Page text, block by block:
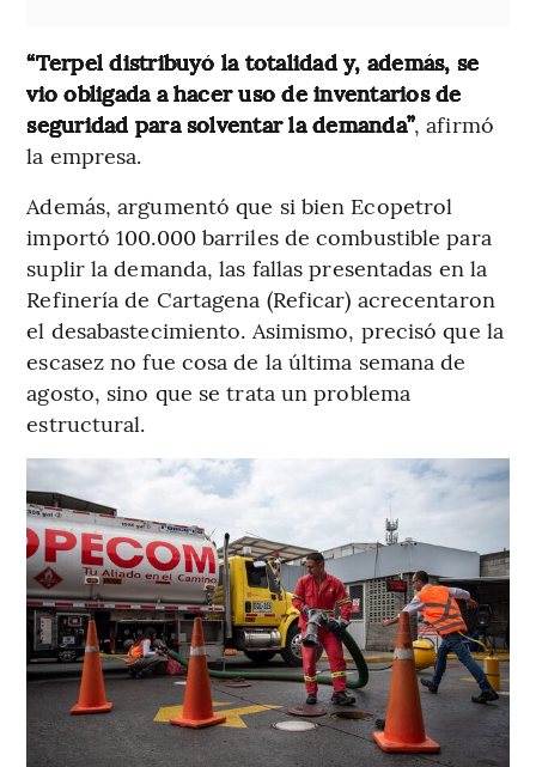
“Terpel distribuyó la totalidad y, además, se
vio obligada a hacer uso de inventarios de
seguridad para solventar la demanda”, afirmó
la empresa.
Además, argumentó que si bien Ecopetrol
importó 100.000 barriles de combustible para
suplir la demanda, las fallas presentadas en la
Refinería de Cartagena (Reficar) acrecentaron
el desabastecimiento. Asimismo, precisó que la
escasez no fue cosa de la última semana de
agosto, sino que se trata un problema
estructural.